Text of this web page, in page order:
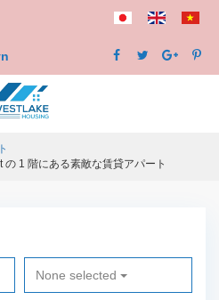
1 階にある素敵な賃貸アパート
None selected